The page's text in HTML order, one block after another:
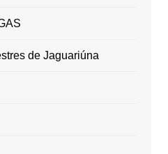
de Jaguariúna